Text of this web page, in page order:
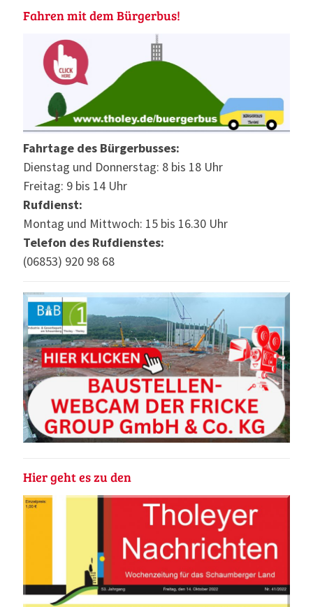
Fahren mit dem Bürgerbus!
Fahrtage des Bürgerbusses:
Dienstag und Donnerstag: 8 bis 18 Uhr
Freitag: 9 bis 14 Uhr
Rufdienst:
Montag und Mittwoch: 15 bis 16.30 Uhr
Telefon des Rufdienstes:
(06853) 920 98 68
Hier geht es zu den